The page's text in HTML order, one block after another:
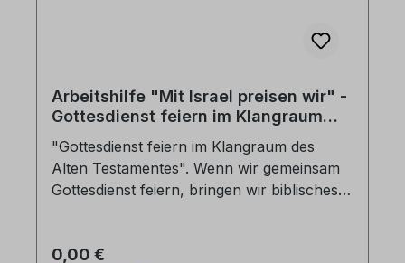
Arbeitshilfe "Mit Israel preisen wir" -
Gottesdienst feiern im Klangraum
des Alten Testamentes
"Gottesdienst feiern im Klangraum des
Alten Testamentes". Wenn wir gemeinsam
Gottesdienst feiern, bringen wir biblisches
durch die evangelische Liturgie zu begeben
Regulärer Preis:
0,00 €